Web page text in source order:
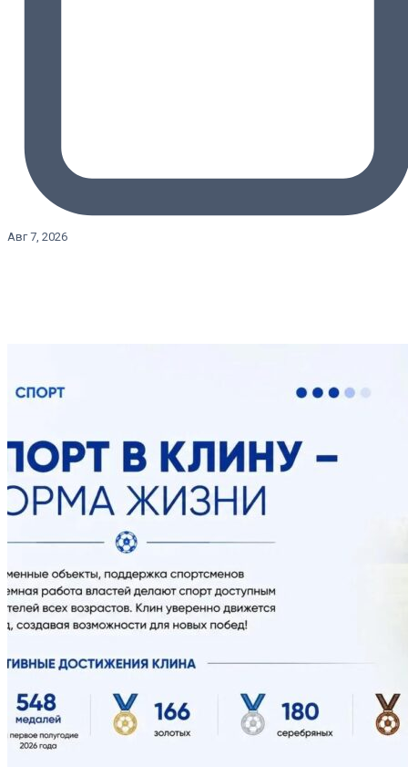
Авг 7, 2026